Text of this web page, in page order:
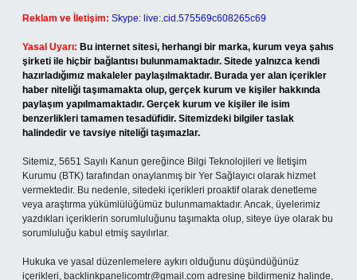
Reklam ve İletişim: Skype: live:.cid.575569c608265c69
Yasal Uyarı: Bu internet sitesi, herhangi bir marka, kurum veya şahıs
şirketi ile hiçbir bağlantısı bulunmamaktadır. Sitede yalnızca kendi
hazırladığımız makaleler paylaşılmaktadır. Burada yer alan içerikler
haber niteliği taşımamakta olup, gerçek kurum ve kişiler hakkında
paylaşım yapılmamaktadır. Gerçek kurum ve kişiler ile isim
benzerlikleri tamamen tesadüfidir. Sitemizdeki bilgiler taslak
halindedir ve tavsiye niteliği taşımazlar.
Sitemiz, 5651 Sayılı Kanun gereğince Bilgi Teknolojileri ve İletişim
Kurumu (BTK) tarafından onaylanmış bir Yer Sağlayıcı olarak hizmet
vermektedir. Bu nedenle, sitedeki içerikleri proaktif olarak denetleme
veya araştırma yükümlülüğümüz bulunmamaktadır. Ancak, üyelerimiz
yazdıkları içeriklerin sorumluluğunu taşımakta olup, siteye üye olarak bu
sorumluluğu kabul etmiş sayılırlar.
Hukuka ve yasal düzenlemelere aykırı olduğunu düşündüğünüz
içerikleri, backlinkpanelicomtr@gmail.com adresine bildirmeniz halinde,